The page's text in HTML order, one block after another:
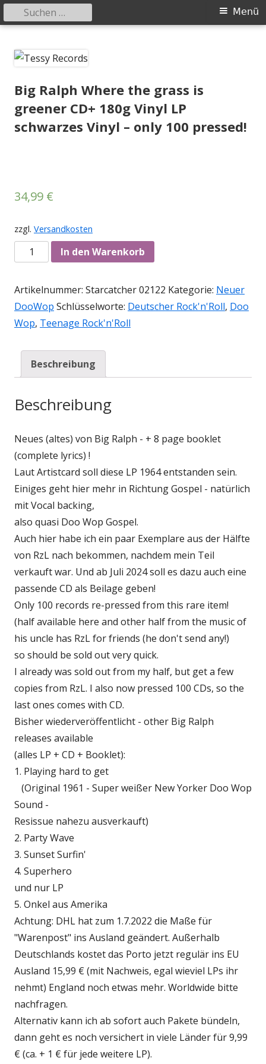
zum
Primäres
Menü
Suchen
nach:
Big Ralph Where the grass is
greener CD+ 180g Vinyl LP
schwarzes Vinyl – only 100 pressed!
34,99 €
zzgl. Versandkosten
Anzahl In den Warenkorb
Artikelnummer: Starcatcher 02122 Kategorie: Neuer
DooWop Schlüsselworte: Deutscher Rock'n'Roll, Doo
Wop, Teenage Rock'n'Roll
Beschreibung
Beschreibung
Neues (altes) von Big Ralph - + 8 page booklet
(complete lyrics) !
Laut Artistcard soll diese LP 1964 entstanden sein.
Einiges geht hier mehr in Richtung Gospel - natürlich
mit Vocal backing,
also quasi Doo Wop Gospel.
Auch hier habe ich ein paar Exemplare aus der Hälfte
von RzL nach bekommen, nachdem mein Teil
verkauft war. Und ab Juli 2024 soll es dazu auch eine
passende CD als Beilage geben!
Only 100 records re-pressed from this rare item!
(half available here and other half from the music of
his uncle has RzL for friends (he don't send any!)
so should be sold out very quick.
I already was sold out from my half, but get a few
copies from RzL. I also now pressed 100 CDs, so the
last ones comes with CD.
Bisher wiederveröffentlicht - other Big Ralph
releases available
(alles LP + CD + Booklet):
1. Playing hard to get
(Original 1961 - Super weißer New Yorker Doo Wop
Sound -
Resissue nahezu ausverkauft)
2. Party Wave
3. Sunset Surfin'
4. Superhero
und nur LP
5. Onkel aus Amerika
Achtung: DHL hat zum 1.7.2022 die Maße für
"Warenpost" ins Ausland geändert. Außerhalb
Deutschlands kostet das Porto jetzt regulär ins EU
Ausland 15,99 € (mit Nachweis, egal wieviel LPs ihr
nehmt) England noch etwas mehr. Worldwide bitte
nachfragen.
Alternativ kann ich ab sofort auch Pakete bündeln,
dann geht es noch versichert in viele Länder für 9,99
€ (ca. + 1 € für jede weitere LP).